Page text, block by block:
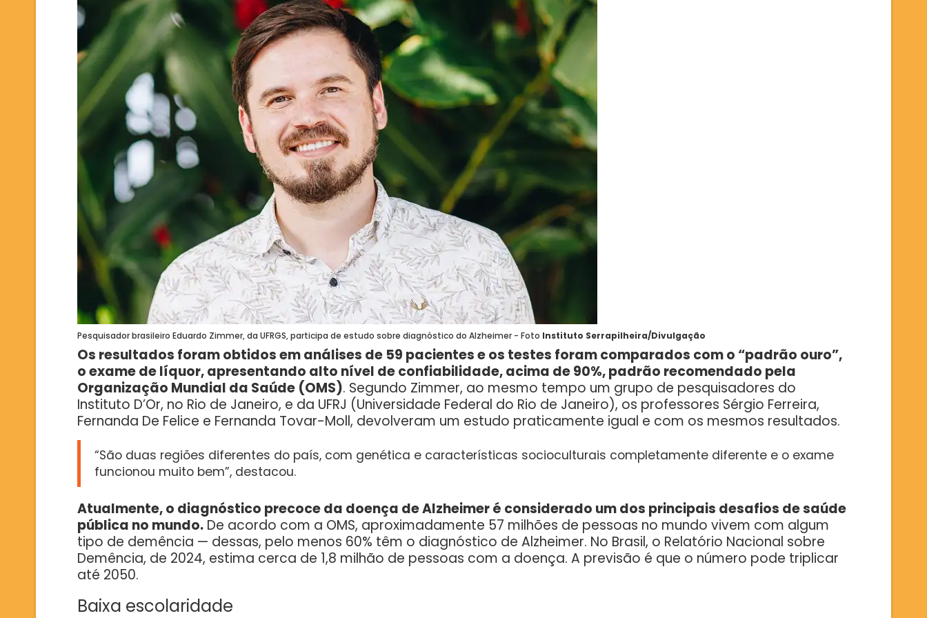
Pesquisador brasileiro Eduardo Zimmer, da UFRGS, participa de estudo sobre diagnóstico do Alzheimer - Foto Instituto Serrapilheira/Divulgação
Os resultados foram obtidos em análises de 59 pacientes e os testes foram comparados com o “padrão ouro”,
o exame de líquor, apresentando alto nível de confiabilidade, acima de 90%, padrão recomendado pela
Organização Mundial da Saúde (OMS). Segundo Zimmer, ao mesmo tempo um grupo de pesquisadores do
Instituto D’Or, no Rio de Janeiro, e da UFRJ (Universidade Federal do Rio de Janeiro), os professores Sérgio Ferreira,
Fernanda De Felice e Fernanda Tovar-Moll, devolveram um estudo praticamente igual e com os mesmos resultados.
“São duas regiões diferentes do país, com genética e características socioculturais completamente diferente e o exame
funcionou muito bem”, destacou.
Atualmente, o diagnóstico precoce da doença de Alzheimer é considerado um dos principais desafios de saúde
pública no mundo. De acordo com a OMS, aproximadamente 57 milhões de pessoas no mundo vivem com algum
tipo de demência — dessas, pelo menos 60% têm o diagnóstico de Alzheimer. No Brasil, o Relatório Nacional sobre
Demência, de 2024, estima cerca de 1,8 milhão de pessoas com a doença. A previsão é que o número pode triplicar
até 2050.
Baixa escolaridade